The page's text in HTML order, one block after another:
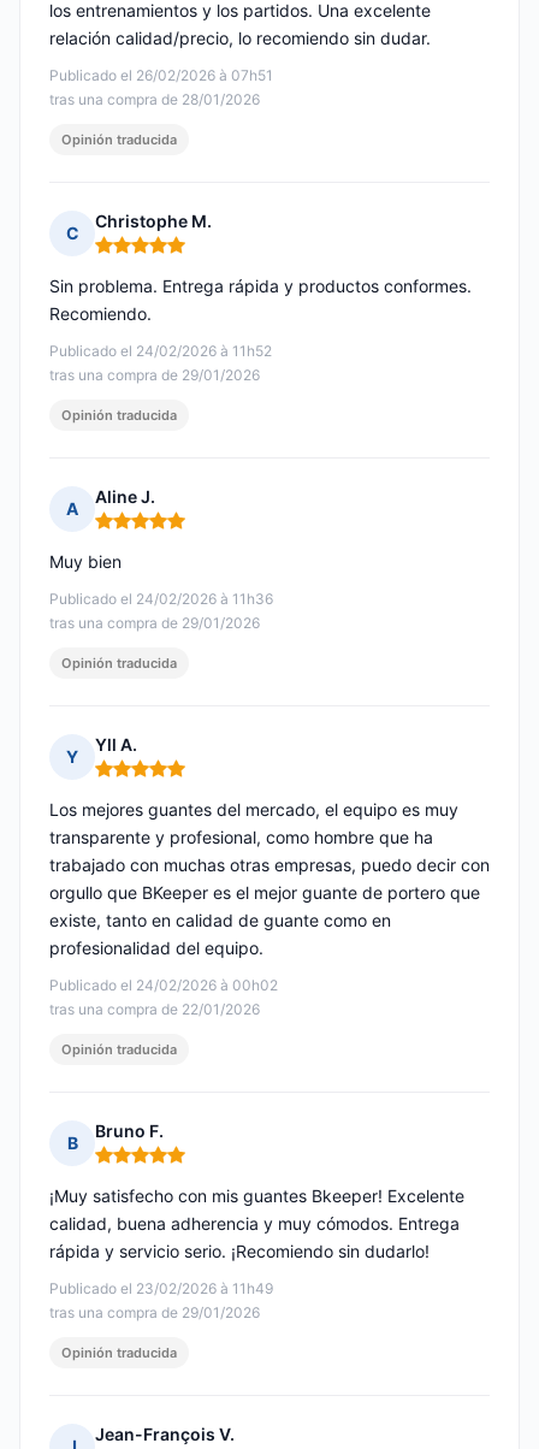
Publicado el 26/02/2026 à 07h51
tras una compra de 28/01/2026
los entrenamientos y los partidos. Una excelente
relación calidad/precio, lo recomiendo sin dudar.
Opinión traducida
C
Christophe M.
Nota: 5 de 5
Publicado el 24/02/2026 à 11h52
tras una compra de 29/01/2026
Sin problema. Entrega rápida y productos conformes.
Recomiendo.
Opinión traducida
A
Aline J.
Nota: 5 de 5
Publicado el 24/02/2026 à 11h36
tras una compra de 29/01/2026
Muy bien
Opinión traducida
Y
Yll A.
Nota: 5 de 5
Publicado el 24/02/2026 à 00h02
tras una compra de 22/01/2026
Los mejores guantes del mercado, el equipo es muy
transparente y profesional, como hombre que ha
trabajado con muchas otras empresas, puedo decir con
orgullo que BKeeper es el mejor guante de portero que
existe, tanto en calidad de guante como en
profesionalidad del equipo.
Opinión traducida
B
Bruno F.
Nota: 5 de 5
Publicado el 23/02/2026 à 11h49
tras una compra de 29/01/2026
¡Muy satisfecho con mis guantes Bkeeper! Excelente
calidad, buena adherencia y muy cómodos. Entrega
rápida y servicio serio. ¡Recomiendo sin dudarlo!
Opinión traducida
Jean-François V.